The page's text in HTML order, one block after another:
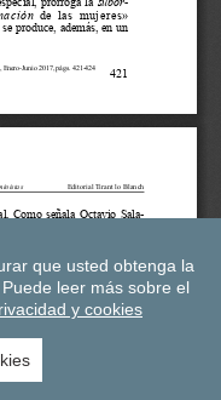
que usted obtenga la
Puede leer más sobre el
y cookies